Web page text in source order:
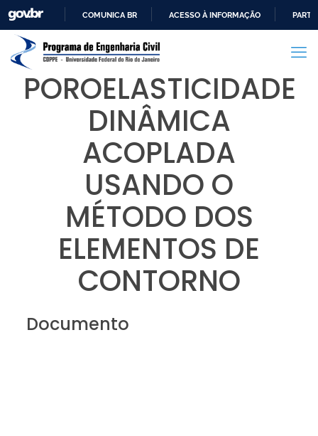
PARA
CONTEÚDO
COMUNICA BR ACESSO À INFORMAÇÃO
POROELASTICIDADE
DINÂMICA
ACOPLADA
USANDO O
MÉTODO DOS
ELEMENTOS DE
CONTORNO
Documento